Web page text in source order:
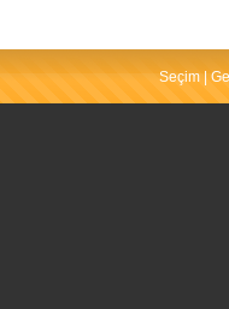
Seçim